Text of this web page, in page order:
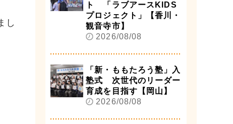
し
ト 「ラブアースKIDS
プロジェクト」【香川・
観音寺市】
2026/08/08
「新・ももたろう塾」入
塾式 次世代のリーダー
育成を目指す【岡山】
2026/08/08